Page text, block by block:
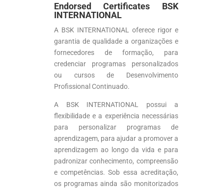
Endorsed Certificates BSK
INTERNATIONAL
A BSK INTERNATIONAL oferece rigor e
garantia de qualidade a organizações e
fornecedores de formação, para
credenciar programas personalizados
ou cursos de Desenvolvimento
Profissional Continuado.
A BSK INTERNATIONAL possui a
flexibilidade e a experiência necessárias
para personalizar programas de
aprendizagem, para ajudar a promover a
aprendizagem ao longo da vida e para
padronizar conhecimento, compreensão
e competências. Sob essa acreditação,
os programas ainda são monitorizados